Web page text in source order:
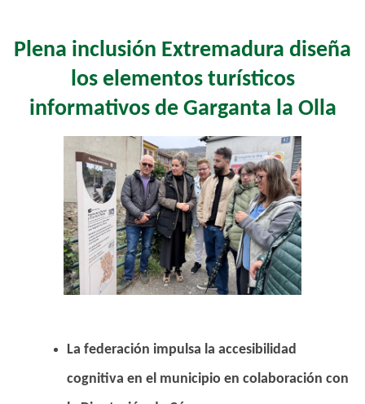
Plena inclusión Extremadura diseña
los elementos turísticos
informativos de Garganta la Olla
La federación impulsa la accesibilidad
cognitiva en el municipio en colaboración con